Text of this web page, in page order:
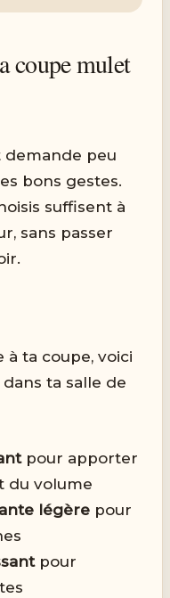
coupe mulet
demande peu
bons gestes.
suffisent à
sans passer
ta coupe, voici
ta salle de
pour apporter
du volume
légère pour
pour